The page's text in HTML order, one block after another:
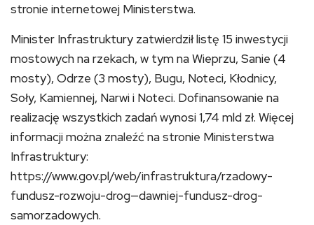
stronie internetowej Ministerstwa.
Minister Infrastruktury zatwierdził listę 15 inwestycji
mostowych na rzekach, w tym na Wieprzu, Sanie (4
mosty), Odrze (3 mosty), Bugu, Noteci, Kłodnicy,
Soły, Kamiennej, Narwi i Noteci. Dofinansowanie na
realizację wszystkich zadań wynosi 1,74 mld zł. Więcej
informacji można znaleźć na stronie Ministerstwa
Infrastruktury:
https://www.gov.pl/web/infrastruktura/rzadowy-
fundusz-rozwoju-drog—dawniej-fundusz-drog-
samorzadowych.